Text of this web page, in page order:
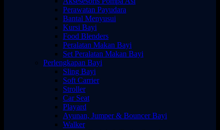
Perawatan Payudara
Bantal Menyusui
Kursi Bayi
Food Blenders
Peralatan Makan Bayi
Set Peralatan Makan Bayi
Perlengkapan Bayi
Sling Bayi
Soft Carrier
Stroller
Car Seat
Playard
Ayunan, Jumper & Bouncer Bayi
Walker